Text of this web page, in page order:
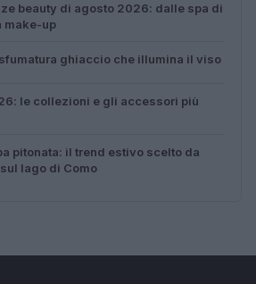
beauty di agosto 2026: dalle spa di
make-up
ghiaccio che illumina il viso
le collezioni e gli accessori più
pitonata: il trend estivo scelto da
lago di Como